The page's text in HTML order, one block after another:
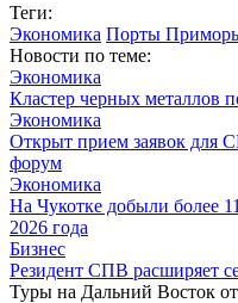
Теги:
Экономика Порты
Новости по теме:
Экономика
Кластер черных металлов
Экономика
Открыт прием заявок для
форум
Экономика
На Чукотке добыли более
2026 года
Бизнес
Резидент СПВ расширяет
Туры на Дальний Восток